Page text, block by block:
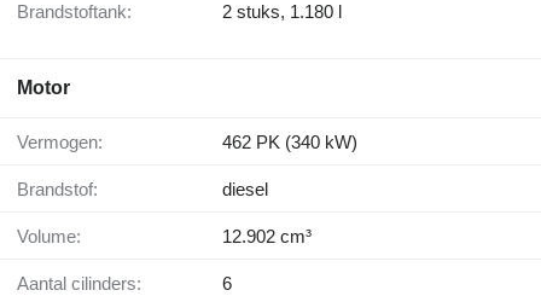
Brandstoftank: 2 stuks, 1.180 l
Motor
Vermogen: 462 PK (340 kW)
Brandstof: diesel
Volume: 12.902 cm³
Aantal cilinders: 6